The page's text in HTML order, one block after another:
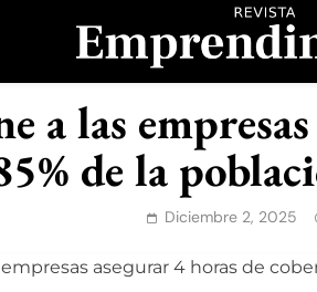
a las
de la
Diciembre 2, 2025